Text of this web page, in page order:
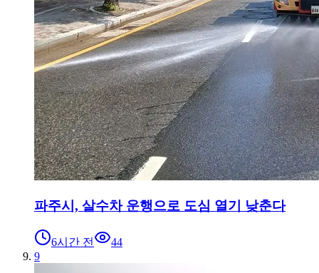
파주시, 살수차 운행으로 도심 열기 낮춘다
6시간 전
44
9